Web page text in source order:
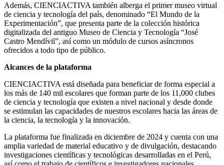
Además, CIENCIACTIVA también alberga el primer museo virtual
de ciencia y tecnología del país, denominado “El Mundo de la
Experimentación”, que presenta parte de la colección histórica
digitalizada del antiguo Museo de Ciencia y Tecnología “José
Castro Mendívil”, así como un módulo de cursos asíncronos
ofrecidos a todo tipo de público.
Alcances de la plataforma
CIENCIACTIVA está diseñada para beneficiar de forma especial a
los más de 140 mil escolares que forman parte de los 11,000 clubes
de ciencia y tecnología que existen a nivel nacional y desde donde
se estimulan las capacidades de nuestros escolares hacia las áreas de
la ciencia, la tecnología y la innovación.
La plataforma fue finalizada en diciembre de 2024 y cuenta con una
amplia variedad de material educativo y de divulgación, destacando
investigaciones científicas y tecnológicas desarrolladas en el Perú,